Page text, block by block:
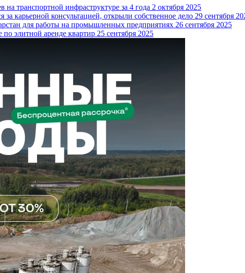
на транспортной инфраструктуре за 4 года 2 октября 2025
карьерной консультацией, открыли собственное дело 29 сентября
для работы на промышленных предприятиях 26 сентября 2025
элитной аренде квартир 25 сентября 2025